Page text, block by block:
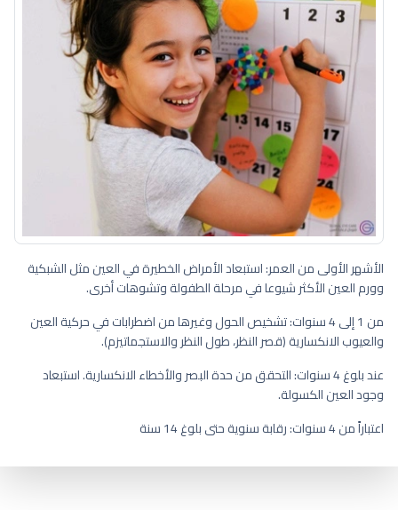
الأشهر الأولى من العمر: استبعاد الأمراض الخطيرة في العين مثل الشبكية
وورم العين الأكثر شيوعا في مرحلة الطفولة وتشوهات أخرى.
من 1 إلى 4 سنوات: تشخيص الحول وغيرها من اضطرابات في حركية العين
والعيوب الانكسارية (قصر النظر، طول النظر والاستجماتيزم).
عند بلوغ 4 سنوات: التحقق من حدة البصر والأخطاء الانكسارية. استبعاد
وجود العين الكسولة.
اعتباراً من 4 سنوات: رقابة سنوية حتى بلوغ 14 سنة